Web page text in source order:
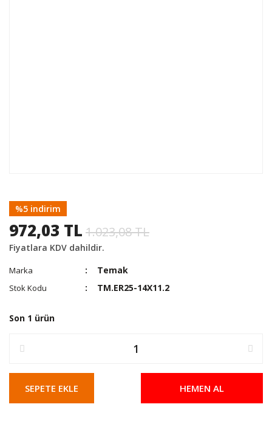
%5 indirim
972,03 TL 1.023,08 TL
Fiyatlara KDV dahildir.
Marka Temak
Stok Kodu TM.ER25-14X11.2
Son 1 ürün
SEPETE EKLE HEMEN AL